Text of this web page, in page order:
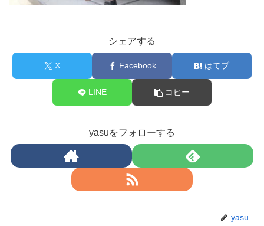
シェアする
X Facebook はてブ
LINE コピー
yasuをフォローする
yasu